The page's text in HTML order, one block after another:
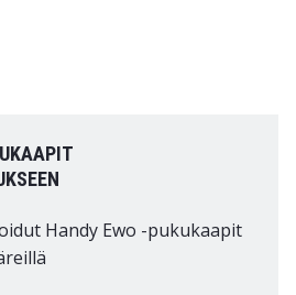
Handy Ewo -pukukaapit